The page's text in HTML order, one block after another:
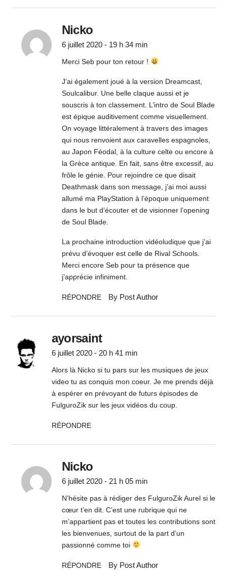
Nicko
6 juillet 2020 - 19 h 34 min
Merci Seb pour ton retour !
J’ai également joué à la version Dreamcast,
Soulcalibur. Une belle claque aussi et je
souscris à ton classement. L’intro de Soul Blade
est épique auditivement comme visuellement.
On voyage littéralement à travers des images
qui nous renvoient aux caravelles espagnoles,
au Japon Féodal, à la culture celte ou encore à
la Grèce antique. En fait, sans être excessif, au
frôle le génie. Pour rejoindre ce que disait
Deathmask dans son message, j’ai moi aussi
allumé ma PlayStation à l’époque uniquement
dans le but d’écouter et de visionner l’opening
de Soul Blade.
La prochaine introduction vidéoludique que j’ai
prévu d’évoquer est celle de Rival Schools.
Merci encore Seb pour ta présence que
j’apprécie infiniment.
RÉPONDRE By Post Author
ayorsaint
6 juillet 2020 - 20 h 41 min
Alors là Nicko si tu pars sur les musiques de jeux
video tu as conquis mon coeur. Je me prends déjà
à espérer en prévoyant de futurs épisodes de
FulguroZik sur les jeux vidéos du coup.
RÉPONDRE
Nicko
6 juillet 2020 - 21 h 05 min
N’hésite pas à rédiger des FulguroZik Aurel si le
cœur t’en dit. C’est une rubrique qui ne
m’appartient pas et toutes les contributions sont
les bienvenues, surtout de la part d’un
passionné comme toi
RÉPONDRE By Post Author